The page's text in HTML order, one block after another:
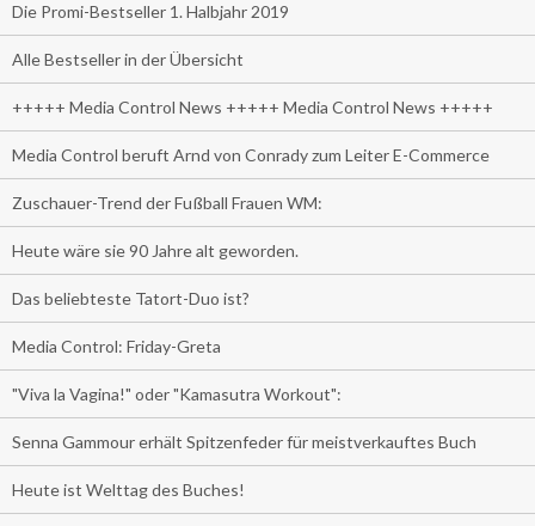
Die Promi-Bestseller 1. Halbjahr 2019
Alle Bestseller in der Übersicht
+++++ Media Control News +++++ Media Control News +++++
Media Control beruft Arnd von Conrady zum Leiter E-Commerce
Zuschauer-Trend der Fußball Frauen WM:
Heute wäre sie 90 Jahre alt geworden.
Das beliebteste Tatort-Duo ist?
Media Control: Friday-Greta
"Viva la Vagina!" oder "Kamasutra Workout":
Senna Gammour erhält Spitzenfeder für meistverkauftes Buch
Heute ist Welttag des Buches!